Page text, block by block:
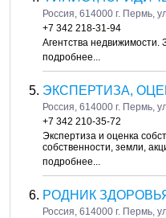
Россия, 614000 г. Пермь,
+7 342 218-31-94
Агентства недвижимости.
подробнее...
ЭКСПЕРТИЗА,
Россия, 614000 г. Пермь,
+7 342 210-35-72
Экспертиза и оценка
собственности, земли,
подробнее...
РОДНИК
Россия, 614000 г. Пермь,